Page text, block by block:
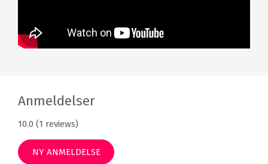
Anmeldelser
10.0 (1 reviews)
NY ANMELDELSE